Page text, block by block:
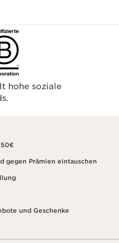
hohe soziale
50€
gegen Prämien eintauschen
und Geschenke